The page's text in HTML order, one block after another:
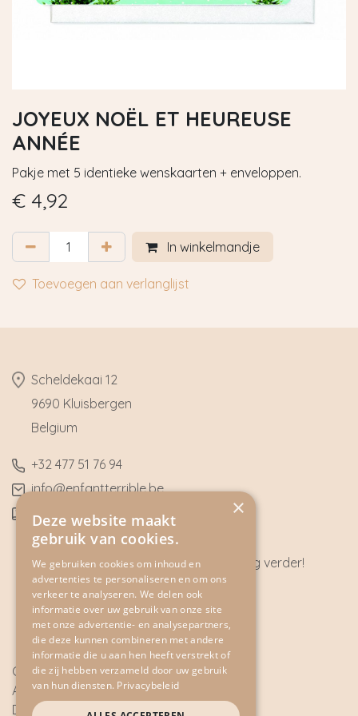
JOYEUX NOËL ET HEUREUSE
ANNÉE
Pakje met 5 identieke wenskaarten + enveloppen.
€ 4,92
In winkelmandje
Toevoegen aan verlanglijst
​Scheldekaai 12
9690 Kluisbergen
​Belgium
​+32 477 51 76 94
​info@enfantterrible.be
BE0636790746
Heeft u vragen? Wij helpen u graag verder!
CONTACT
Cookie Policy
Algemene voorwaarden
Disclaimer
×
Deze website maakt
gebruik van cookies.
We gebruiken cookies om inhoud en
advertenties te personaliseren en om ons
verkeer te analyseren. We delen ook
informatie over uw gebruik van onze site
met onze advertentie- en analysepartners,
die deze kunnen combineren met andere
informatie die u aan hen heeft verstrekt of
die zij hebben verzameld door uw gebruik
van hun diensten. Privacybeleid